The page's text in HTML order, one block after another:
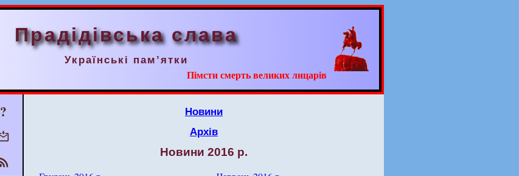
Прадідівська слава
Українські пам’ятки
Пімсти смерть великих лицарів
?
Новини
Архів
Новини 2016 р.